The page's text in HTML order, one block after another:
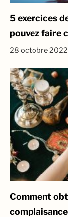
5 exercices
pouvez faire
28 octobre 2022
Comment
complaisance